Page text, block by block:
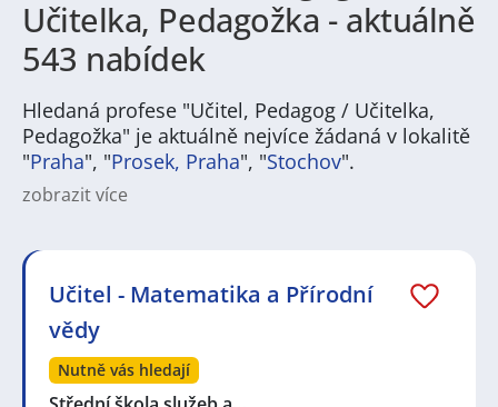
Učitelka, Pedagožka - aktuálně
543 nabídek
Hledaná profese "Učitel, Pedagog / Učitelka,
Pedagožka" je aktuálně nejvíce žádaná v lokalitě
"Praha", "Prosek, Praha", "Stochov".
zobrazit více
brigády
a profesí, o které mají firmy aktuálně největší zájem a
je pro ně velmi podstatné obsadit pracovní pozici v co
nejkratším možném termínu. Mezi takové profese
patří nyní nejvíce
dělník / dělnice,dělník / dělnice
profesiprodavač / prodavačka
Učitel - Matematika a Přírodní
vědy
Nutně vás hledají